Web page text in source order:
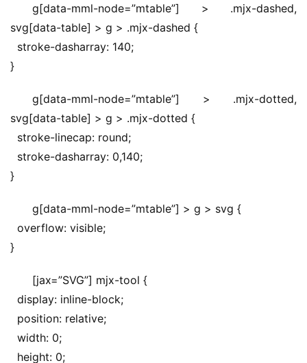
g[data-mml-node=”mtable”] > .mjx-dashed,
svg[data-table] > g > .mjx-dashed {
  stroke-dasharray: 140;
}
g[data-mml-node=”mtable”] > .mjx-dotted,
svg[data-table] > g > .mjx-dotted {
  stroke-linecap: round;
  stroke-dasharray: 0,140;
}
g[data-mml-node=”mtable”] > g > svg {
  overflow: visible;
}
[jax=”SVG”] mjx-tool {
  display: inline-block;
  position: relative;
  width: 0;
  height: 0;